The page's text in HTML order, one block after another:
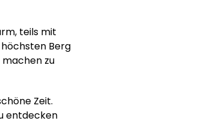
teils mit
Berg
zu
Zeit.
entdecken